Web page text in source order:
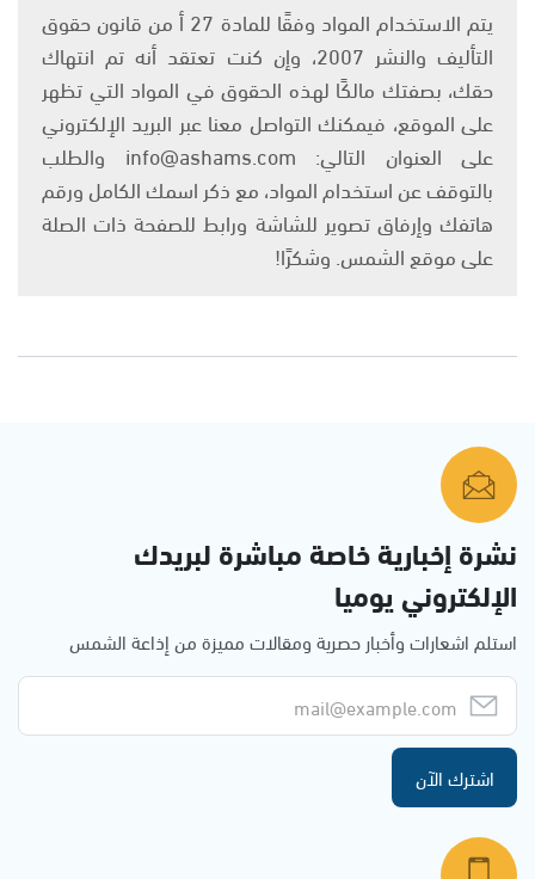
يتم الاستخدام المواد وفقًا للمادة 27 أ من قانون حقوق
التأليف والنشر 2007، وإن كنت تعتقد أنه تم انتهاك
حقك، بصفتك مالكًا لهذه الحقوق في المواد التي تظهر
على الموقع، فيمكنك التواصل معنا عبر البريد الإلكتروني
على العنوان التالي: info@ashams.com والطلب
بالتوقف عن استخدام المواد، مع ذكر اسمك الكامل ورقم
هاتفك وإرفاق تصوير للشاشة ورابط للصفحة ذات الصلة
على موقع الشمس. وشكرًا!
نشرة إخبارية خاصة مباشرة لبريدك
الإلكتروني يوميا
استلم اشعارات وأخبار حصرية ومقالات مميزة من إذاعة الشمس
اشترك الآن